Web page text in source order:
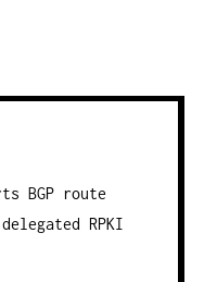
BGP route
RPKI